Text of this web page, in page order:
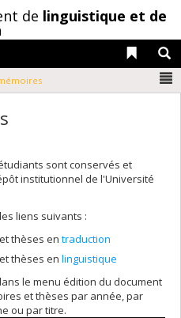
de linguistique et de
Liens
sont conservés et
institutionnel de l'Université
liens suivants :
thèses en traduction
thèses en linguistique
le menu édition du document
et thèses par année, par
ou par titre.